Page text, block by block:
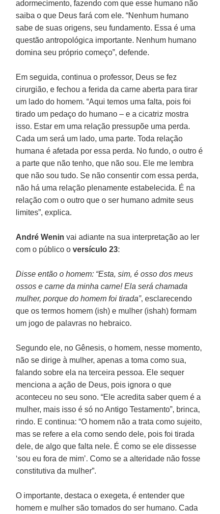
adormecimento, fazendo com que esse humano não
saiba o que Deus fará com ele. “Nenhum humano
sabe de suas origens, seu fundamento. Essa é uma
questão antropológica importante. Nenhum humano
domina seu próprio começo”, defende.
Em seguida, continua o professor, Deus se fez
cirurgião, e fechou a ferida da carne aberta para tirar
um lado do homem. “Aqui temos uma falta, pois foi
tirado um pedaço do humano – e a cicatriz mostra
isso. Estar em uma relação pressupõe uma perda.
Cada um será um lado, uma parte. Toda relação
humana é afetada por essa perda. No fundo, o outro é
a parte que não tenho, que não sou. Ele me lembra
que não sou tudo. Se não consentir com essa perda,
não há uma relação plenamente estabelecida. É na
relação com o outro que o ser humano admite seus
limites”, explica.
André Wenin vai adiante na sua interpretação ao ler
com o público oversículo 23:
Disse então o homem: “Esta, sim, é osso dos meus
ossos e carne da minha carne! Ela será chamada
mulher, porque do homem foi tirada”, esclarecendo
que os termos homem (ish) e mulher (ishah) formam
um jogo de palavras no hebraico.
Segundo ele, no Gênesis, o homem, nesse momento,
não se dirige à mulher, apenas a toma como sua,
falando sobre ela na terceira pessoa. Ele sequer
menciona a ação de Deus, pois ignora o que
aconteceu no seu sono. “Ele acredita saber quem é a
mulher, mais isso é só no Antigo Testamento”, brinca,
rindo. E continua: “O homem não a trata como sujeito,
mas se refere a ela como sendo dele, pois foi tirada
dele, de algo que falta nele. É como se ele dissesse
‘sou eu fora de mim’. Como se a alteridade não fosse
constitutiva da mulher”.
O importante, destaca o exegeta, é entender que
homem e mulher são tomados do ser humano. Cada